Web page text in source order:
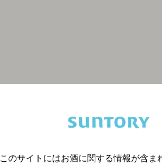
関連ページ
このサイトにはお酒に関する情報が含ま